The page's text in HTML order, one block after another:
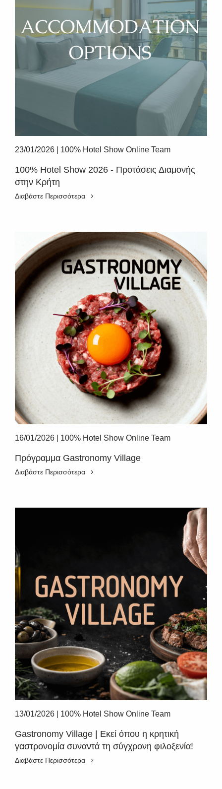
23/01/2026 100% Hotel Show Online Team
100% Hotel Show 2026 - Προτάσεις Διαμονής
στην Κρήτη
Διαβάστε Περισσότερα
16/01/2026 100% Hotel Show Online Team
Πρόγραμμα Gastronomy Village
Διαβάστε Περισσότερα
13/01/2026 100% Hotel Show Online Team
Gastronomy Village | Εκεί όπου η κρητική
γαστρονομία συναντά τη σύγχρονη φιλοξενία!
Διαβάστε Περισσότερα